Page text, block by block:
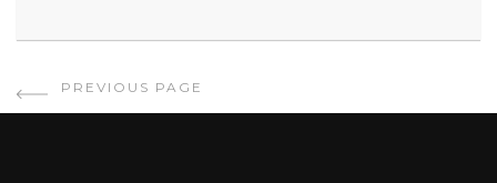
PREVIOUS PAGE